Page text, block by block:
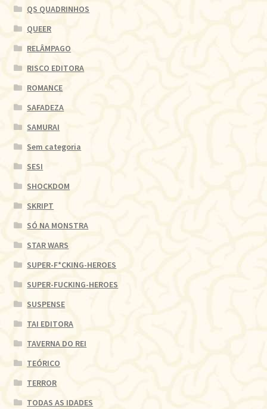
QS QUADRINHOS
QUEER
RELÂMPAGO
RISCO EDITORA
ROMANCE
SAFADEZA
SAMURAI
Sem categoria
SESI
SHOCKDOM
SKRIPT
SÓ NA MONSTRA
STAR WARS
SUPER-F*CKING-HEROES
SUPER-FUCKING-HEROES
SUSPENSE
TAI EDITORA
TAVERNA DO REI
TEÓRICO
TERROR
TODAS AS IDADES